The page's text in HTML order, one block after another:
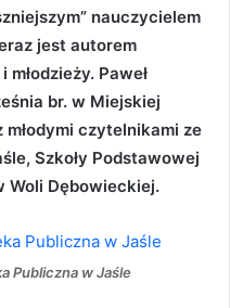
nauczycielem
jest autorem
Paweł
br. w Miejskiej
czytelnikami ze
Szkoły Podstawowej
Woli Dębowieckiej.
Publiczna w Jaśle